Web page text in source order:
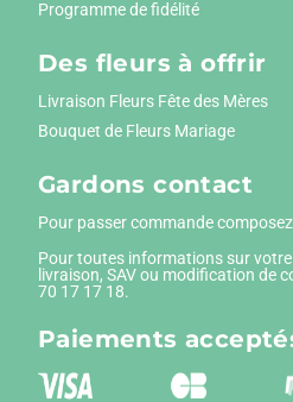
Programme de fidélité
Des fleurs à offrir
Livraison Fleurs Fête des Mères
Bouquet de Fleurs Mariage
Gardons contact
Pour passer commande
Pour toutes informations sur
livraison, SAV ou modification de
70 17 17 18.
Paiements